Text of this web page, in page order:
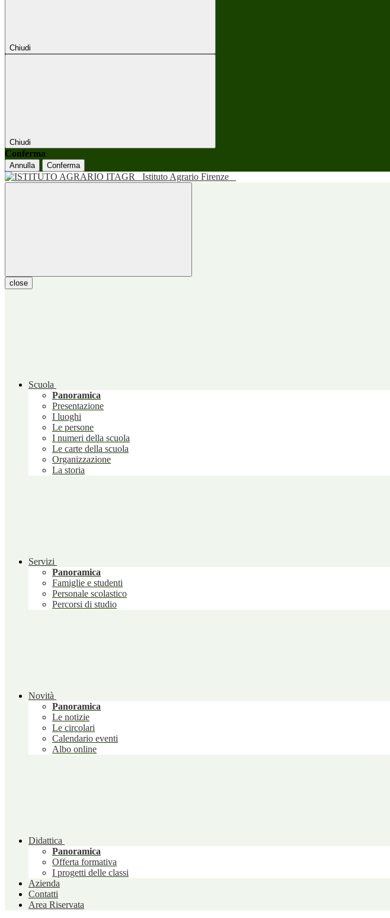
Chiudi
Chiudi
Conferma
Annulla Conferma
Istituto Agrario Firenze
close
Scuola
Panoramica
Presentazione
I luoghi
Le persone
I numeri della scuola
Le carte della scuola
Organizzazione
La storia
Servizi
Panoramica
Famiglie e studenti
Personale scolastico
Percorsi di studio
Novità
Panoramica
Le notizie
Le circolari
Calendario eventi
Albo online
Didattica
Panoramica
Offerta formativa
I progetti delle classi
Azienda
Contatti
Area Riservata